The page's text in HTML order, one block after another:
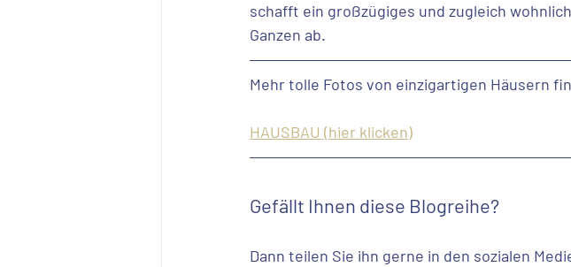
schafft ein großzügiges und zugleich
Ganzen ab.
Mehr tolle Fotos von einzigartigen Häusern
HAUSBAU (hier klicken)
Gefällt Ihnen diese Blogreihe?
Dann teilen Sie ihn gerne in den sozialen